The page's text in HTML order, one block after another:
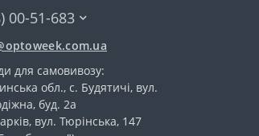
00-51-683
для самовивозу:
обл., c. Будятичі, вул.
буд. 2а
вул. Тюрінська, 147